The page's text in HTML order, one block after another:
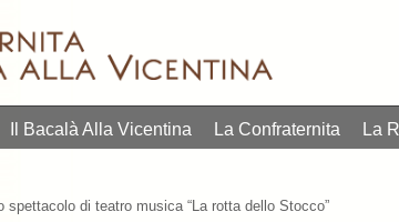
Il Bacalà Alla Vicentina La Confraternita La
spettacolo di teatro musica “La rotta dello Stocco”